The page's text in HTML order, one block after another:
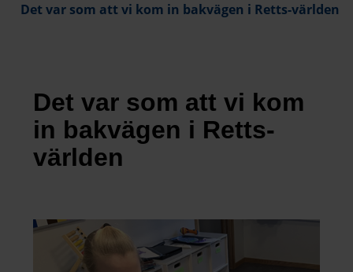
Det var som att vi kom in bakvägen i Retts-världen
Det var som att vi kom
in bakvägen i Retts-
världen